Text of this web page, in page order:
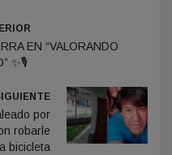
EN “VALORANDO
✨🎙️
por
robarle
la bicicleta